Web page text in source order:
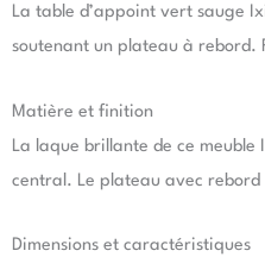
La table d’appoint vert sauge
soutenant un plateau à rebord.
Matière et finition
La laque brillante de ce
central. Le plateau avec
Dimensions et caractéristiques